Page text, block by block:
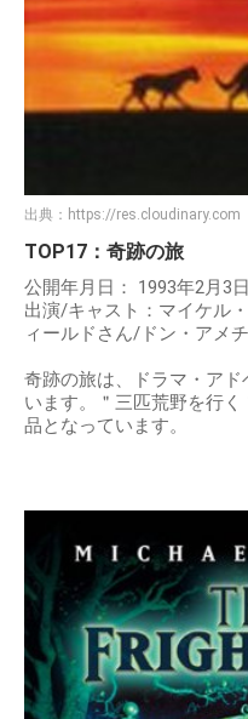
出典： https://res.cloudinary.com
TOP17：奇跡の旅
公開年月日： 1993年2月3日
出演/キャスト：マイケル
ィールドさん/ドン・アメ
奇跡の旅は、ドラマ・ア
います。＂三匹荒野を行
品となっています。